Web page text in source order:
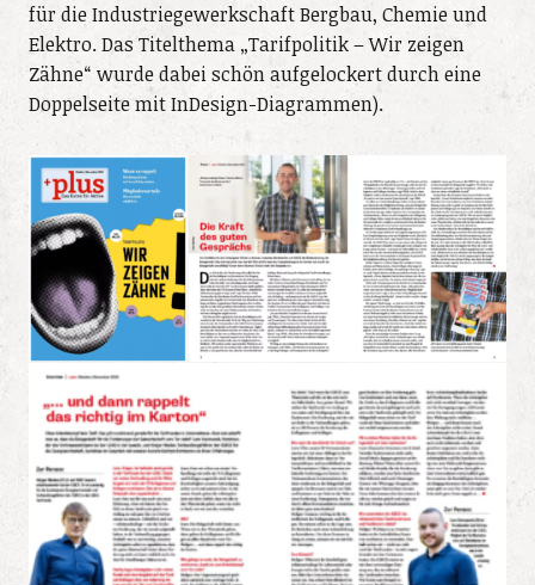
für die Industriegewerkschaft Bergbau, Chemie und
Elektro. Das Titelthema „Tarifpolitik – Wir zeigen
Zähne“ wurde dabei schön aufgelockert durch eine
Doppelseite mit InDesign-Diagrammen).